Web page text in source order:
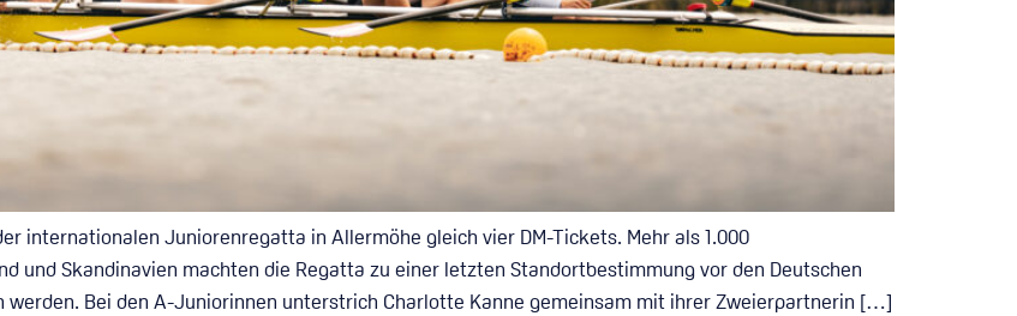
internationalen Juniorenregatta in Allermöhe gleich vier DM-Tickets. Mehr als 1.000
und Skandinavien machten die Regatta zu einer letzten Standortbestimmung vor den Deutschen
werden. Bei den A-Juniorinnen unterstrich Charlotte Kanne gemeinsam mit ihrer Zweierpartnerin […]